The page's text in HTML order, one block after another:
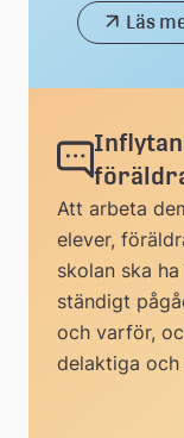
Läs
Att arbeta
elever,
skolan ska
ständigt
och varför,
delaktiga